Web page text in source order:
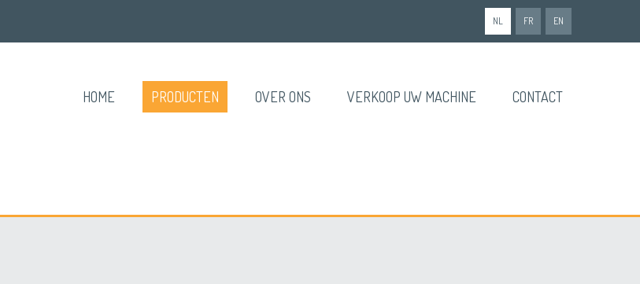
NL FR EN
HOME PRODUCTEN OVER ONS VERKOOP UW MACHINE CONTACT